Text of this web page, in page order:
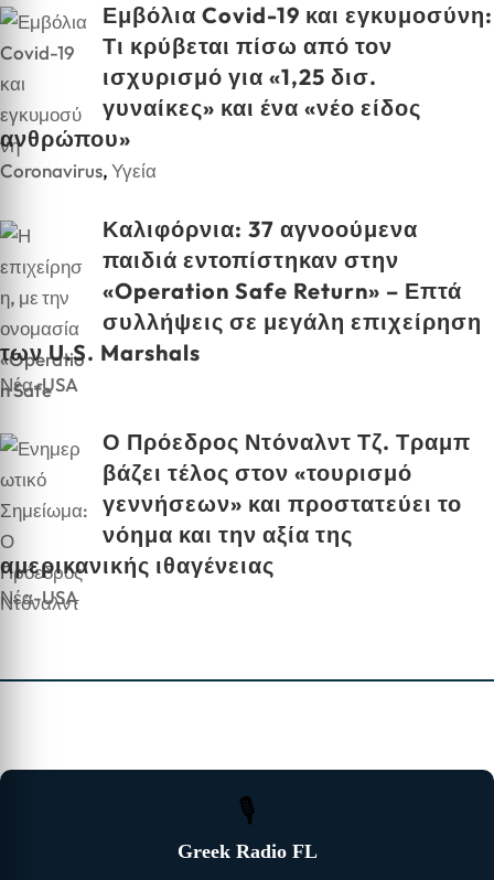
Εμβόλια Covid-19 και εγκυμοσύνη:
Τι κρύβεται πίσω από τον
ισχυρισμό για «1,25 δισ.
γυναίκες» και ένα «νέο είδος
ανθρώπου»
Coronavirus,Υγεία
Καλιφόρνια: 37 αγνοούμενα
παιδιά εντοπίστηκαν στην
«Operation Safe Return» – Επτά
συλλήψεις σε μεγάλη επιχείρηση
των U.S. Marshals
Νέα-USA
Ο Πρόεδρος Ντόναλντ Τζ. Τραμπ
βάζει τέλος στον «τουρισμό
γεννήσεων» και προστατεύει το
νόημα και την αξία της
αμερικανικής ιθαγένειας
Νέα-USA
🎙
Greek Radio FL